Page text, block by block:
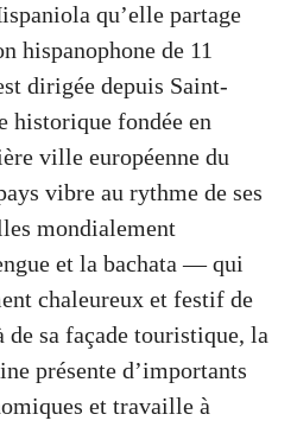
qu’elle partage
hispanophone de 11
dirigée depuis Saint-
historique fondée en
ville européenne du
vibre au rythme de ses
mondialement
et la bachata — qui
chaleureux et festif de
de sa façade touristique, la
présente d’importants
et travaille à